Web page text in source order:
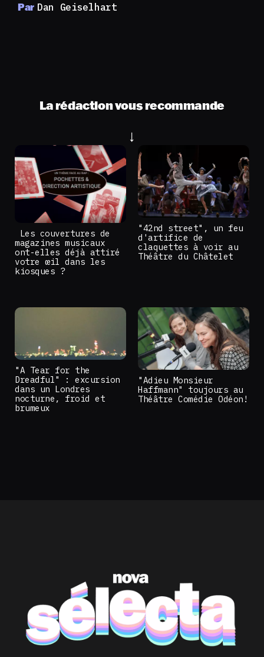
Par Dan Geiselhart
La rédaction vous recommande
Les couvertures de
magazines musicaux
ont-elles déjà attiré
votre œil dans les
kiosques ?
"42nd street", un feu
d'artifice de
claquettes à voir au
Théâtre du Châtelet
"A Tear for the
Dreadful" : excursion
dans un Londres
nocturne, froid et
brumeux
"Adieu Monsieur
Haffmann" toujours au
Théâtre Comédie Odéon!